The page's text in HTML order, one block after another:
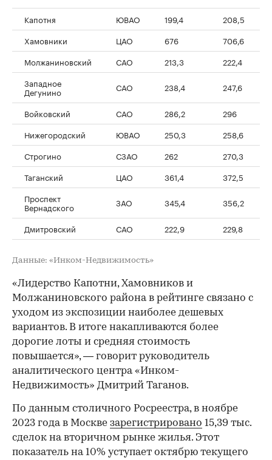
Капотня ЮВАО 199,4
208,5
Хамовники
ЦАО 676
706,6
Молжаниновский
САО 213,3
222,4
Западное
Дегунино САО 238,4 247,6
Войковский САО 286,2
296
Нижегородский
ЮВАО 250,3
258,6
Строгино
СЗАО 262
270,3
Таганский
ЦАО 361,4
372,5
Проспект
Вернадского ЗАО 345,4 356,2
Дмитровский САО 222,9 229,8
Данные: «Инком-Недвижимость»
«Лидерство Капотни, Хамовников и
Молжаниновского района в рейтинге связано с
уходом из экспозиции наиболее дешевых
вариантов. В итоге накапливаются более
дорогие лоты и средняя стоимость
повышается», — говорит руководитель
аналитического центра «Инком-
Недвижимость» Дмитрий Таганов.
По данным столичного Росреестра, в ноябре
2023 года в Москве зарегистрировано 15,39 тыс.
сделок на вторичном рынке жилья. Этот
показатель на 10% уступает октябрю текущего